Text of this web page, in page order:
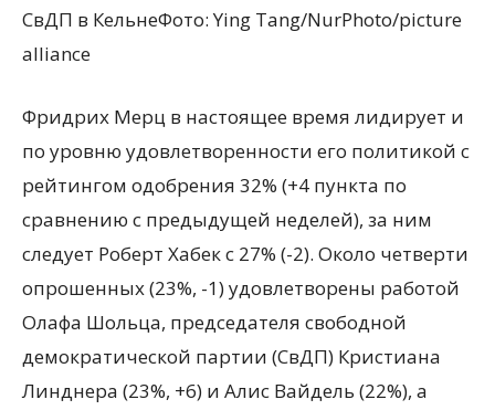
СвДП в КельнеФото: Ying Tang/NurPhoto/picture
alliance
Фридрих Мерц в настоящее время лидирует и
по уровню удовлетворенности его политикой с
рейтингом одобрения 32% (+4 пункта по
сравнению с предыдущей неделей), за ним
следует Роберт Хабек с 27% (-2). Около четверти
опрошенных (23%, -1) удовлетворены работой
Олафа Шольца, председателя свободной
демократической партии (СвДП) Кристиана
Линднера (23%, +6) и Алис Вайдель (22%), а